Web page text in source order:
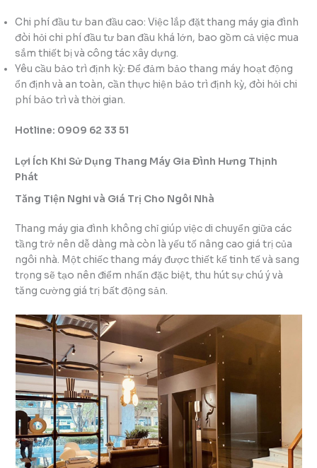
Chi phí đầu tư ban đầu cao: Việc lắp đặt thang máy gia đình
đòi hỏi chi phí đầu tư ban đầu khá lớn, bao gồm cả việc mua
sắm thiết bị và công tác xây dựng.
Yêu cầu bảo trì định kỳ: Để đảm bảo thang máy hoạt động
ổn định và an toàn, cần thực hiện bảo trì định kỳ, đòi hỏi chi
phí bảo trì và thời gian.
Hotline: 0909 62 33 51
Lợi Ích Khi Sử Dụng Thang Máy Gia Đình Hưng Thịnh
Phát
Tăng Tiện Nghi và Giá Trị Cho Ngôi Nhà
Thang máy gia đình không chỉ giúp việc di chuyển giữa các
tầng trở nên dễ dàng mà còn là yếu tố nâng cao giá trị của
ngôi nhà. Một chiếc thang máy được thiết kế tinh tế và sang
trọng sẽ tạo nên điểm nhấn đặc biệt, thu hút sự chú ý và
tăng cường giá trị bất động sản.